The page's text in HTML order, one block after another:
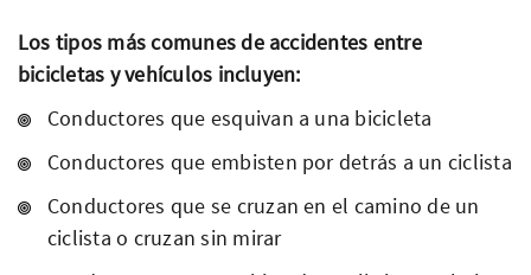
Los tipos más comunes de accidentes entre
bicicletas y vehículos incluyen:
Conductores que esquivan a una bicicleta
Conductores que embisten por detrás a un ciclista
Conductores que se cruzan en el camino de un
ciclista o cruzan sin mirar